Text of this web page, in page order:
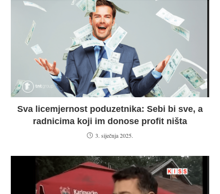
Sva licemjernost poduzetnika: Sebi bi sve, a
radnicima koji im donose profit ništa
3. siječnja 2025.